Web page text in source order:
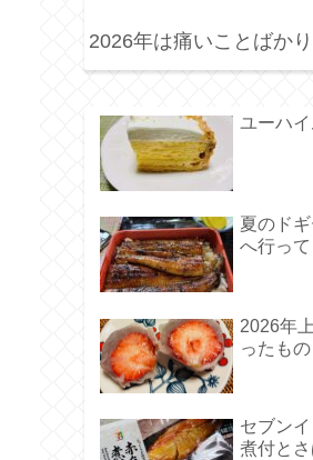
2026年は痛いことばか
ユーハ
夏のド
へ行って
2026年
ったも
セブン
煮付と